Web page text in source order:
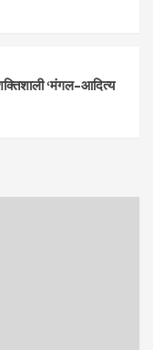
‘मंगल–आदित्य